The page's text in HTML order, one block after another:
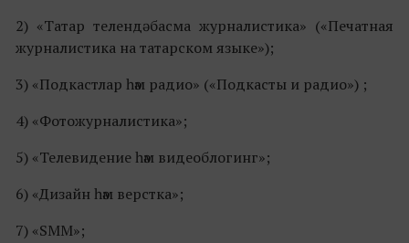
2) «Татар телендә басма журналистика» («Печатная
журналистика на татарском языке»);
3) «Подкастлар һәм радио» («Подкасты и радио») ;
4) «Фотожурналистика»;
5) «Телевидение һәм видеоблогинг»;
6) «Дизайн һәм верстка»;
7) «SMM»;